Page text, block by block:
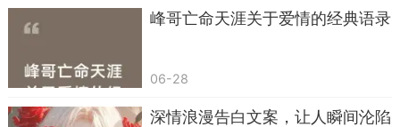
大多会就此化解，也会更愿意主动沟通心里的想
第七句：在我眼里，你身上的优点一直都在，
岁月并没有消磨你的好。
峰哥亡命天涯关于爱情的经典语录
06-28
深情浪漫告白文案，让人瞬间沦陷